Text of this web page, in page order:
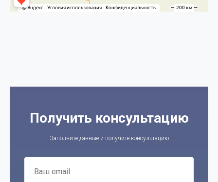
Получить консультацию
Заполните данные и получите консультацию